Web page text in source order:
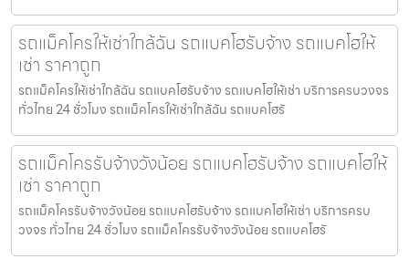
รถแม็คโครให้เช่าใกล้ฉัน รถแบคโฮรับจ้าง รถแบคโฮให้
เช่า ราคาถูก
รถแม็คโครให้เช่าใกล้ฉัน รถแบคโฮรับจ้าง รถแบคโฮให้เช่า บริการครบวงจร
ทั่วไทย 24 ชั่วโมง รถแม็คโครให้เช่าใกล้ฉัน รถแบคโฮรั
รถแม็คโครรับจ้างวังน้อย รถแบคโฮรับจ้าง รถแบคโฮให้
เช่า ราคาถูก
รถแม็คโครรับจ้างวังน้อย รถแบคโฮรับจ้าง รถแบคโฮให้เช่า บริการครบ
วงจร ทั่วไทย 24 ชั่วโมง รถแม็คโครรับจ้างวังน้อย รถแบคโฮรั